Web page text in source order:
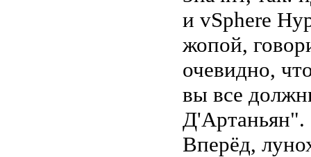
и vSphere
жопой,
очевидно,
вы все
Д'Артаньян".
Вперёд,